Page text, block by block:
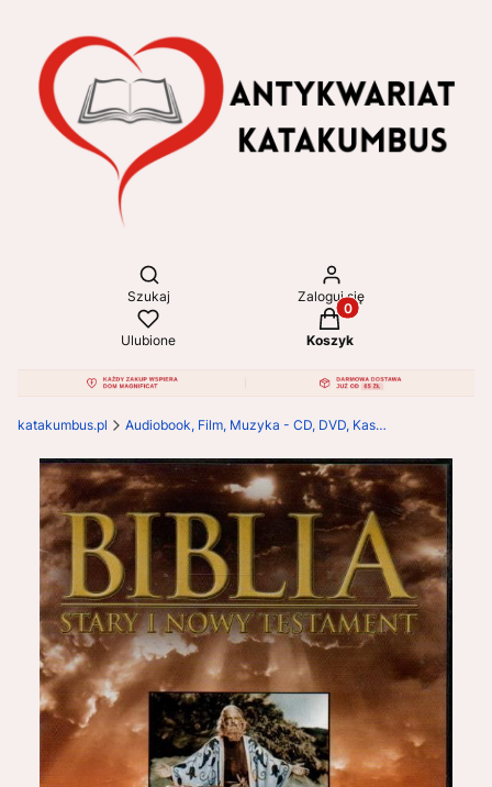
Otwórz wyszukiwarkę
Szukaj Zaloguj się
Ulubione
Produkty w koszyku:
Koszyk
katakumbus.pl Audiobook, Film, Muzyka - CD, DVD, Kasety VHS